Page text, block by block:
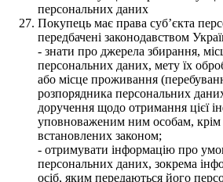
персональних даних
Покупець має права суб’єкта
передбачені законодавством
- знати про джерела збирання,
персональних даних, мету їх
або місце проживання
розпорядника персональних
доручення щодо отримання цієї
уповноваженим ним особам, крім
встановлених законом;
- отримувати інформацію про
персональних даних, зокрема
осіб, яким передаються його